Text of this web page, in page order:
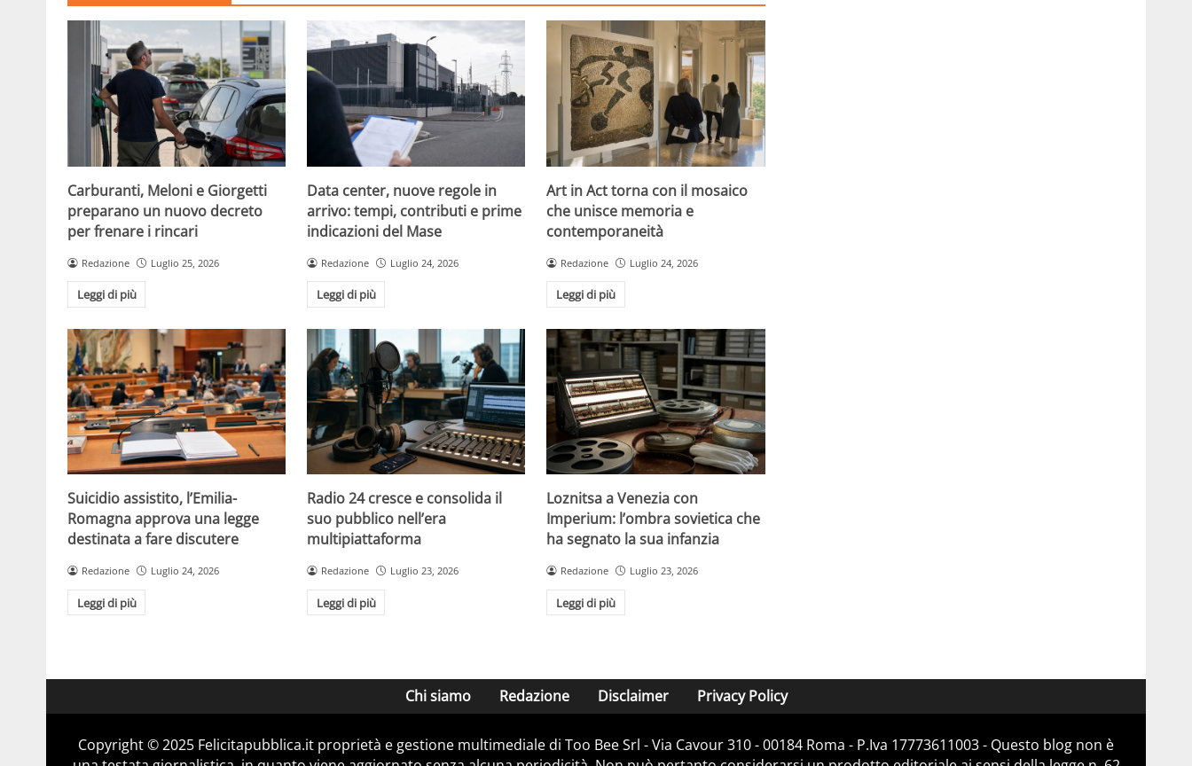
Carburanti, Meloni e Giorgetti
preparano un nuovo decreto
per frenare i rincari
Redazione Luglio 25, 2026
Leggi di più
Data center, nuove regole in
arrivo: tempi, contributi e prime
indicazioni del Mase
Redazione Luglio 24, 2026
Leggi di più
Art in Act torna con il mosaico
che unisce memoria e
contemporaneità
Redazione Luglio 24, 2026
Leggi di più
Suicidio assistito, l’Emilia-
Romagna approva una legge
destinata a fare discutere
Redazione Luglio 24, 2026
Leggi di più
Radio 24 cresce e consolida il
suo pubblico nell’era
multipiattaforma
Redazione Luglio 23, 2026
Leggi di più
Loznitsa a Venezia con
Imperium: l’ombra sovietica che
ha segnato la sua infanzia
Redazione Luglio 23, 2026
Leggi di più
Chi siamo Redazione Disclaimer Privacy Policy
Copyright © 2025 Felicitapubblica.it proprietà e gestione multimediale di Too Bee Srl - Via Cavour 310 - 00184 Roma - P.Iva 17773611003 - Questo blog non è